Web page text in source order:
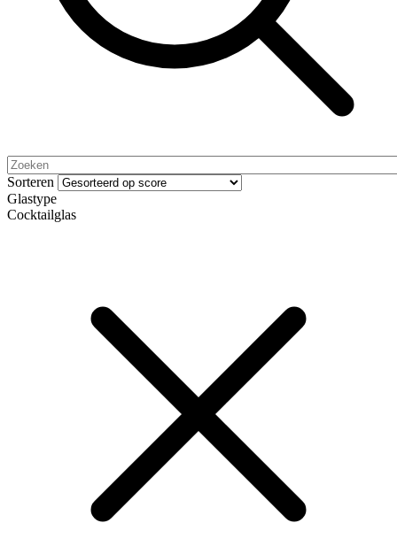
Sorteren
Glastype
Cocktailglas